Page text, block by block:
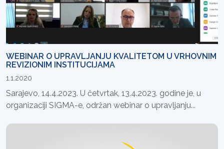
WEBINAR O UPRAVLJANJU KVALITETOM U VRHOVNIM
REVIZIONIM INSTITUCIJAMA
1.1.2020
Sarajevo, 14.4.2023. U četvrtak, 13.4.2023. godine je, u
organizaciji SIGMA-e, održan webinar o upravljanju...